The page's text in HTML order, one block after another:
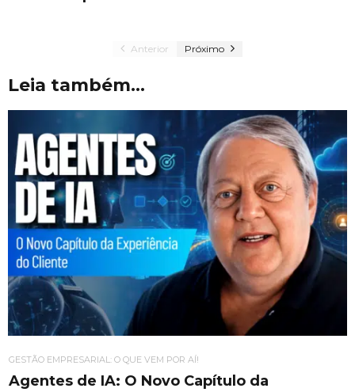
Anterior Próximo
Leia também...
GESTÃO EMPRESARIAL: O QUE VEM POR AÍ!
Agentes de IA: O Novo Capítulo da